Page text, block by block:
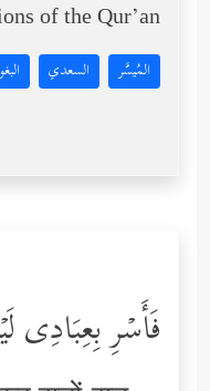
of the Qur’an:
المُيسَّر السعدي
فَأَسۡرِ بِعِبَادِی